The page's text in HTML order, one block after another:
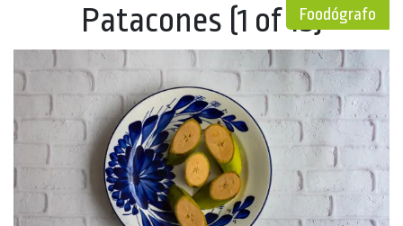
Foodógrafo
Patacones (1 of 15)